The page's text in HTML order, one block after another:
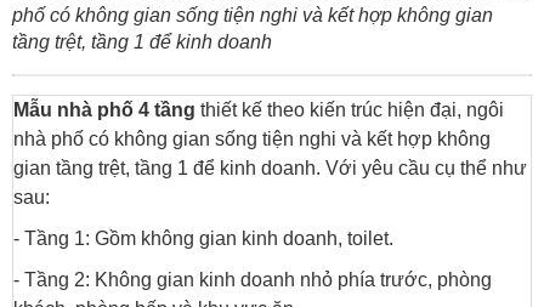
phố có không gian sống tiện nghi và kết hợp không gian
tầng trệt, tầng 1 để kinh doanh
Mẫu nhà phố 4 tầng thiết kế theo kiến trúc hiện đại, ngôi
nhà phố có không gian sống tiện nghi và kết hợp không
gian tầng trệt, tầng 1 để kinh doanh. Với yêu cầu cụ thể như
sau:
- Tầng 1: Gồm không gian kinh doanh, toilet.
- Tầng 2: Không gian kinh doanh nhỏ phía trước, phòng